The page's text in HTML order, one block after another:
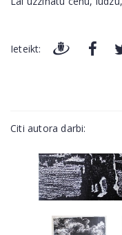
Ieteikt:
Citi autora darbi: